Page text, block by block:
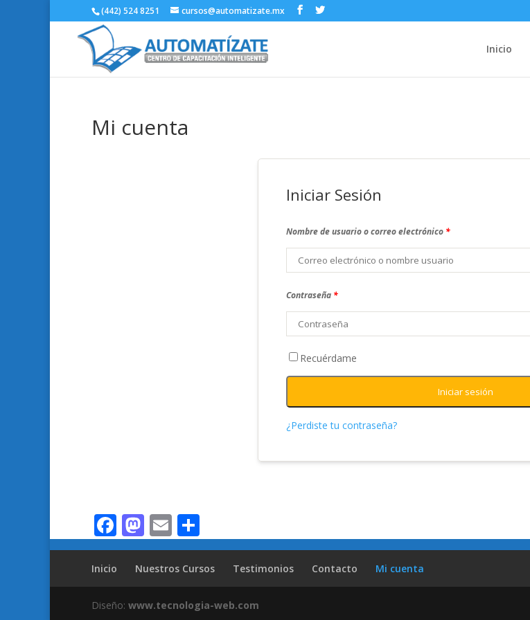
(442) 524 8251 cursos@automatizate.mx
Inicio
Mi cuenta
Iniciar Sesión
Nombre de usuario o correo electrónico *
Contraseña *
Recuérdame
Iniciar sesión
¿Perdiste tu contraseña?
Facebook
Mastodon
Email
Inicio Nuestros Cursos Testimonios Contacto Mi cuenta
Diseño: www.tecnologia-web.com